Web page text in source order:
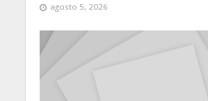
agosto 5, 2026